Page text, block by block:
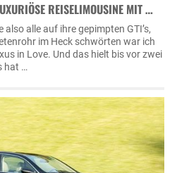
REISELIMOUSINE MIT …
also alle auf ihre gepimpten GTI’s,
im Heck schwörten war ich
in Love. Und das hielt bis vor zwei
hat …